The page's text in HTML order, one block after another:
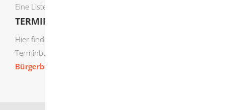
Eine Liste der Mitarbeiter von A-Z finden Sie
TERMIN ONLINE BUCHEN
Hier finden Sie die verfügbaren Sachgebiete zur Online-
Terminbuchung:
Bürgerbüro Termine online buchen